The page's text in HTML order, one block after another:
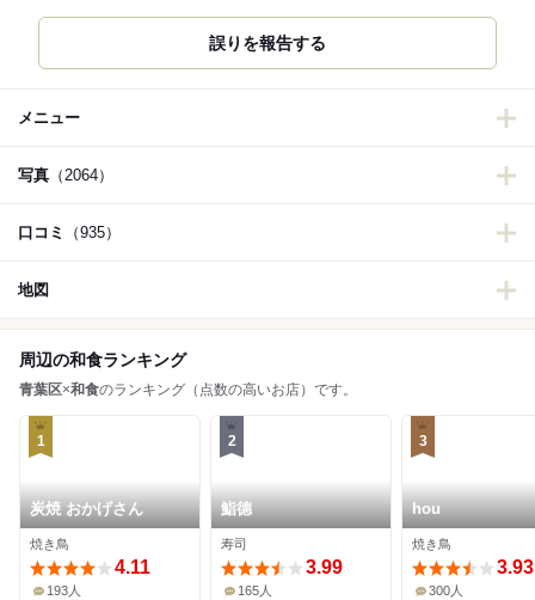
誤りを報告する
メニュー
写真 （2064）
口コミ （935）
地図
周辺の和食ランキング
青葉区×和食のランキング（点数の高いお店）です。
1
炭焼 おかげさん
焼き鳥
4.11
193人
2
鮨德
寿司
3.99
165人
3
hou
焼き鳥
3.93
300人